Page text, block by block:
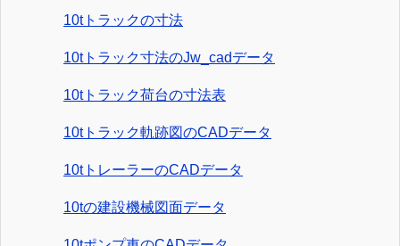
10tトラックの寸法
10tトラック寸法のJw_cadデータ
10tトラック荷台の寸法表
10tトラック軌跡図のCADデータ
10tトレーラーのCADデータ
10tの建設機械図面データ